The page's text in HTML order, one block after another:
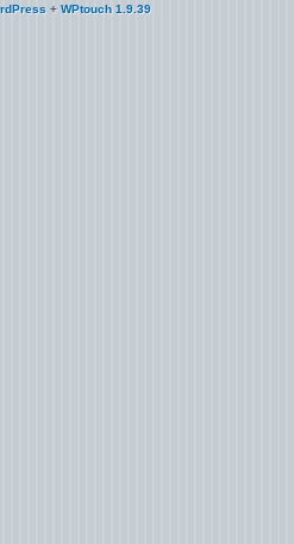
+ WPtouch 1.9.39